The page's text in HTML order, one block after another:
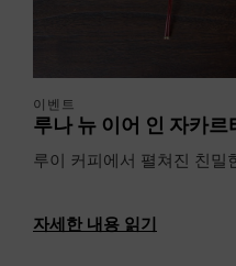
이벤트
루나 뉴 이어 인 자카르
루이 커피에서 펼쳐진 친밀
자세한 내용 읽기